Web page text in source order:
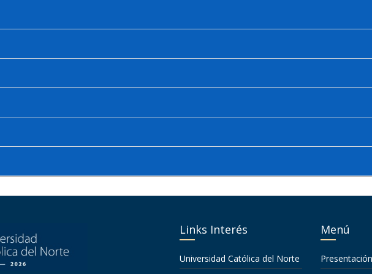
Links Interés
Universidad Católica del Norte
Menú
Presentación